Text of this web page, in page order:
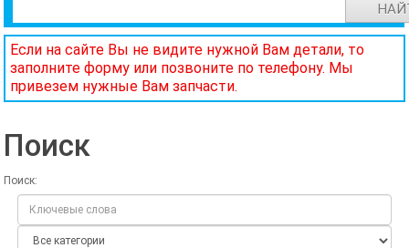
Если на сайте Вы не видите нужной Вам детали, то
заполните форму или позвоните по телефону. Мы
привезем нужные Вам запчасти.
Поиск
Поиск: